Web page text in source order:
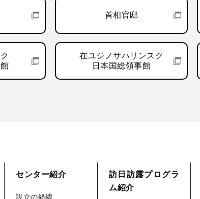
首相官邸
在ユジノサハリンスク
日本国総領事館
センター紹介
設立の経緯
訪日訪露プログラ
ム紹介